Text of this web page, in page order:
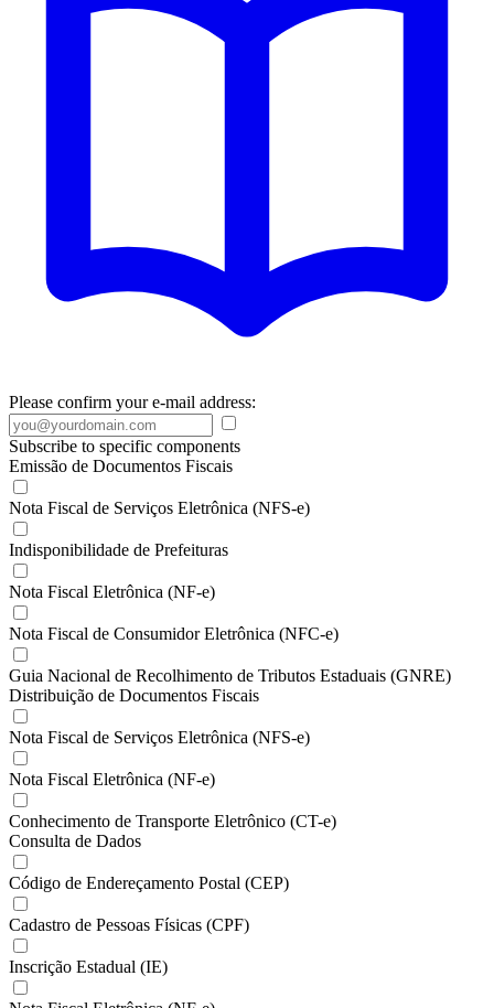
Please confirm your e-mail address:
Subscribe to specific components
Emissão de Documentos Fiscais
Nota Fiscal de Serviços Eletrônica (NFS-e)
Indisponibilidade de Prefeituras
Nota Fiscal Eletrônica (NF-e)
Nota Fiscal de Consumidor Eletrônica (NFC-e)
Guia Nacional de Recolhimento de Tributos Estaduais (GNRE)
Distribuição de Documentos Fiscais
Nota Fiscal de Serviços Eletrônica (NFS-e)
Nota Fiscal Eletrônica (NF-e)
Conhecimento de Transporte Eletrônico (CT-e)
Consulta de Dados
Código de Endereçamento Postal (CEP)
Cadastro de Pessoas Físicas (CPF)
Inscrição Estadual (IE)